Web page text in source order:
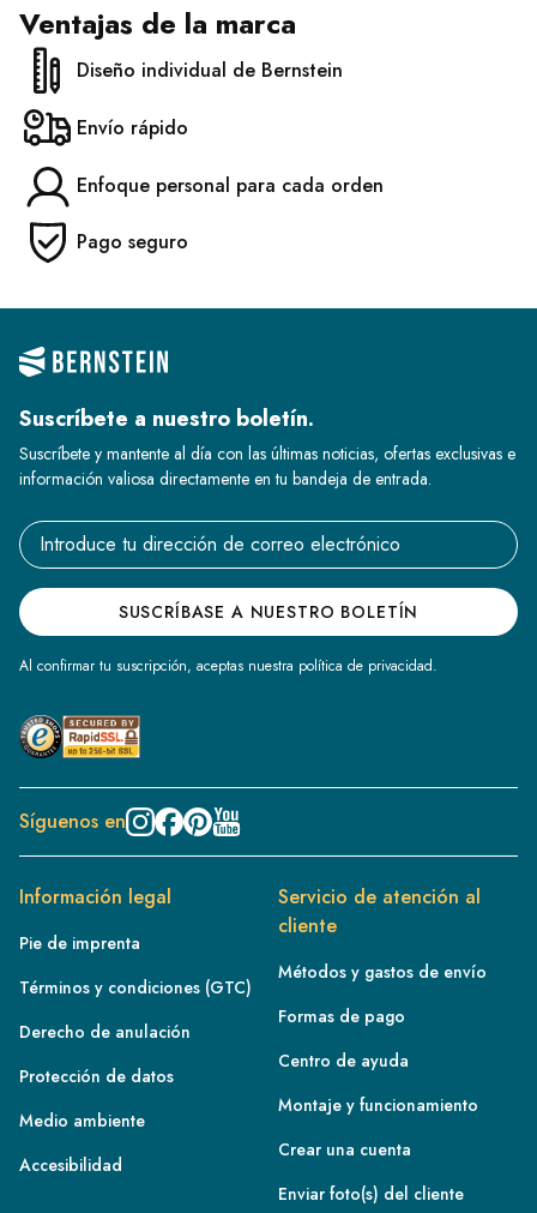
Ventajas de la marca
Diseño individual de Bernstein
Envío rápido
Enfoque personal para cada orden
Pago seguro
Suscríbete a nuestro boletín.
Suscríbete y mantente al día con las últimas noticias, ofertas exclusivas e
información valiosa directamente en tu bandeja de entrada.
Email address
SUSCRÍBASE A NUESTRO BOLETÍN
Al confirmar tu suscripción, aceptas nuestra política de privacidad.
Síguenos en
Información legal
Pie de imprenta
Términos y condiciones (GTC)
Derecho de anulación
Protección de datos
Medio ambiente
Accesibilidad
Servicio de atención al
cliente
Métodos y gastos de envío
Formas de pago
Centro de ayuda
Montaje y funcionamiento
Crear una cuenta
Enviar foto(s) del cliente